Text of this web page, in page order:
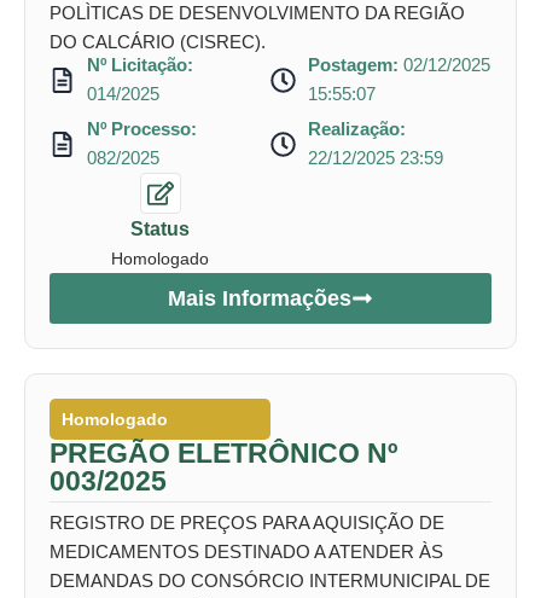
POLÌTICAS DE DESENVOLVIMENTO DA REGIÃO
DO CALCÁRIO (CISREC).
Nº Licitação:
014/2025
Nº Processo:
082/2025
Postagem: 02/12/2025
15:55:07
Realização:
22/12/2025 23:59
Status
Homologado
Mais Informações
Homologado
PREGÃO ELETRÔNICO Nº
003/2025
REGISTRO DE PREÇOS PARA AQUISIÇÃO DE
MEDICAMENTOS DESTINADO A ATENDER ÀS
DEMANDAS DO CONSÓRCIO INTERMUNICIPAL DE